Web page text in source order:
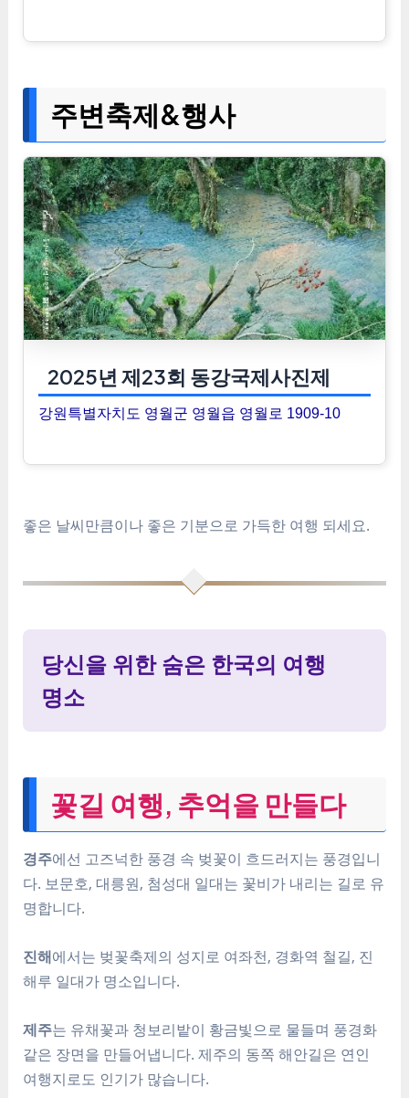
주변축제&행사
2025년 제23회 동강국제사진제
강원특별자치도 영월군 영월읍 영월로 1909-10
좋은 날씨만큼이나 좋은 기분으로 가득한 여행 되세요.
당신을 위한 숨은 한국의 여행
명소
꽃길 여행, 추억을 만들다
경주에선 고즈넉한 풍경 속 벚꽃이 흐드러지는 풍경입니
다. 보문호, 대릉원, 첨성대 일대는 꽃비가 내리는 길로 유
명합니다.
진해에서는 벚꽃축제의 성지로 여좌천, 경화역 철길, 진
해루 일대가 명소입니다.
제주는 유채꽃과 청보리밭이 황금빛으로 물들며 풍경화
같은 장면을 만들어냅니다. 제주의 동쪽 해안길은 연인
여행지로도 인기가 많습니다.